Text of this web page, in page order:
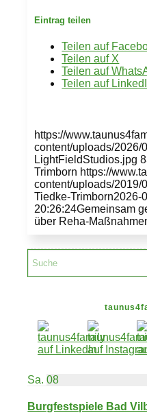
Eintrag teilen
Teilen auf
Teilen auf X
Teilen auf
Teilen auf
https://
content/uploads/2026/
LightFieldStudios.jpg
Trimborn https://
content/uploads/2019/
Tiedke-Trimborn2026-
20:26:24Gemeinsam
über Reha-
Sa.08
Burgfestspiele Bad